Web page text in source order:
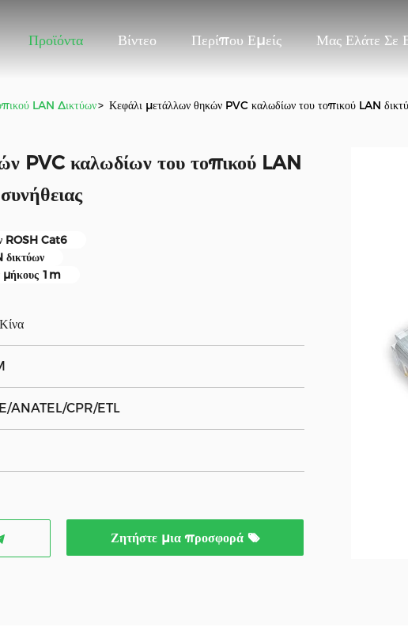
Προϊόντα Βίντεο Περίπου Εμείς Μας Ελάτε Σε
LAN Δικτύων> Κεφάλι μετάλλων θηκών PVC καλωδίων του τοπικού LAN
PVC καλωδίων του τοπικού LAN
ROSH Cat6
δικτύων
μήκους 1m
ANATEL/CPR/ETL
Ζητήστε μια προσφορά